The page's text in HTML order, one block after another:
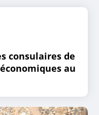
consulaires de
au